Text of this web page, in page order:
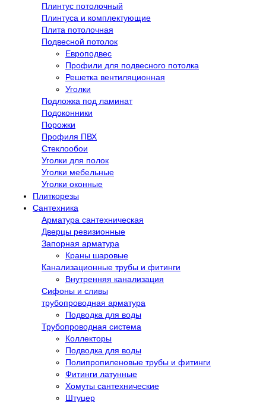
Плинтус потолочный
Плинтуса и комплектующие
Плита потолочная
Подвесной потолок
Европодвес
Профили для подвесного потолка
Решетка вентиляционная
Уголки
Подложка под ламинат
Подоконники
Порожки
Профиля ПВХ
Стеклообои
Уголки для полок
Уголки мебельные
Уголки оконные
Плиткорезы
Сантехника
Арматура сантехническая
Дверцы ревизионные
Запорная арматура
Краны шаровые
Канализационные трубы и фитинги
Внутренняя канализация
Сифоны и сливы
трубопроводная арматура
Подводка для воды
Трубопроводная система
Коллекторы
Подводка для воды
Полипропиленовые трубы и фитинги
Фитинги латунные
Хомуты сантехнические
Штуцер